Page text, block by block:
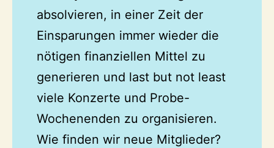
absolvieren, in einer Zeit der
Einsparungen immer wieder die
nötigen finanziellen Mittel zu
generieren und last but not least
viele Konzerte und Probe-
Wochenenden zu organisieren.
Wie finden wir neue Mitglieder?